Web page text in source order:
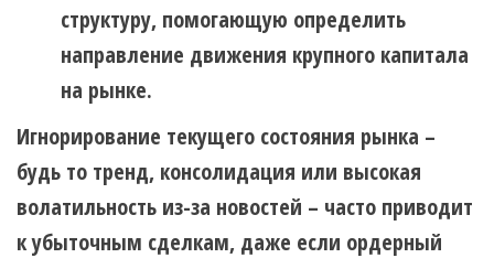
структуру, помогающую определить
направление движения крупного капитала
на рынке.
Игнорирование текущего состояния рынка –
будь то тренд, консолидация или высокая
волатильность из-за новостей – часто приводит
к убыточным сделкам, даже если ордерный